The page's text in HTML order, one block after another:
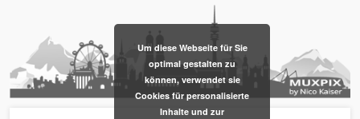
​Um diese Webseite für Sie
optimal gestalten zu
können, verwendet sie
Cookies für personalisierte
Inhalte und zur